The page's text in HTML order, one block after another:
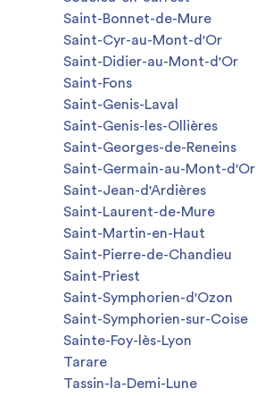
Saint-Bonnet-de-Mure
Saint-Cyr-au-Mont-d'Or
Saint-Didier-au-Mont-d'Or
Saint-Fons
Saint-Genis-Laval
Saint-Genis-les-Ollières
Saint-Georges-de-Reneins
Saint-Germain-au-Mont-d'Or
Saint-Jean-d'Ardières
Saint-Laurent-de-Mure
Saint-Martin-en-Haut
Saint-Pierre-de-Chandieu
Saint-Priest
Saint-Symphorien-d'Ozon
Saint-Symphorien-sur-Coise
Sainte-Foy-lès-Lyon
Tarare
Tassin-la-Demi-Lune